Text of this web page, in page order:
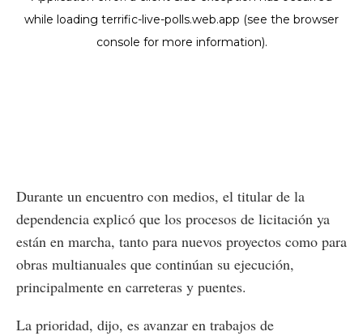
Durante un encuentro con medios, el titular de la
dependencia explicó que los procesos de licitación ya
están en marcha, tanto para nuevos proyectos como para
obras multianuales que continúan su ejecución,
principalmente en carreteras y puentes.
La prioridad, dijo, es avanzar en trabajos de